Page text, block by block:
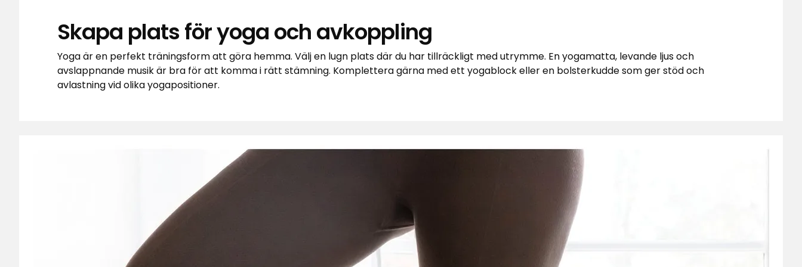
Skapa plats för yoga och avkoppling
Yoga är en perfekt träningsform att göra hemma. Välj en lugn plats där du har tillräckligt med utrymme. En yogamatta, levande ljus och
avslappnande musik är bra för att komma i rätt stämning. Komplettera gärna med ett yogablock eller en bolsterkudde som ger stöd och
avlastning vid olika yogapositioner.